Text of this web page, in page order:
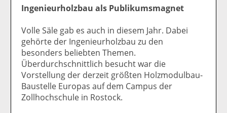
Ingenieurholzbau als Publikumsmagnet
Volle Säle gab es auch in diesem Jahr. Dabei
gehörte der Ingenieurholzbau zu den
besonders beliebten Themen.
Überdurchschnittlich besucht war die
Vorstellung der derzeit größten Holzmodulbau-
Baustelle Europas auf dem Campus der
Zollhochschule in Rostock.